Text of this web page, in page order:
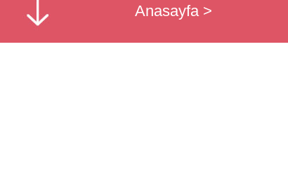
Anasayfa>